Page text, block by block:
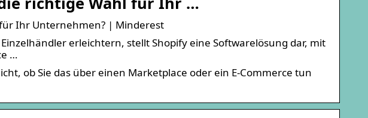
Ihr Unternehmen? | Minderest
erleichtern, stellt Shopify eine Softwarelösung dar, mit
…
ob Sie das über einen Marketplace oder ein E-Commerce tun